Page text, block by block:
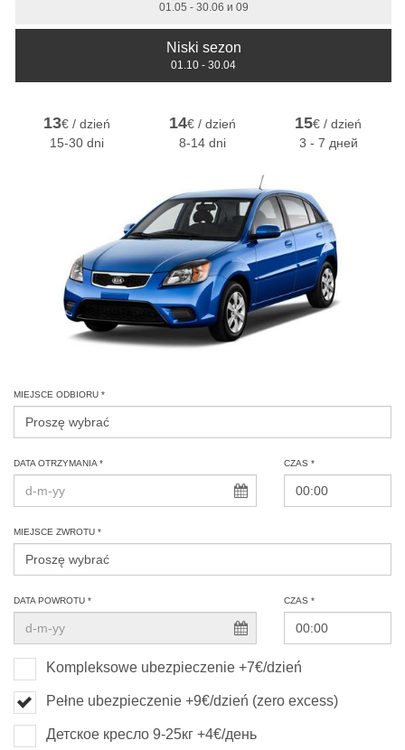
01.05 - 30.06 и 09
Niski sezon
01.10 - 30.04
13€ / dzień
15-30 dni
14€ / dzień
8-14 dni
15€ / dzień
3 - 7 дней
MIEJSCE ODBIORU *
DATA OTRZYMANIA * CZAS *
MIEJSCE ZWROTU *
DATA POWROTU * CZAS *
Kompleksowe ubezpieczenie +7€/dzień
Pełne ubezpieczenie +9€/dzień (zero excess)
Детское кресло 9-25кг +4€/день